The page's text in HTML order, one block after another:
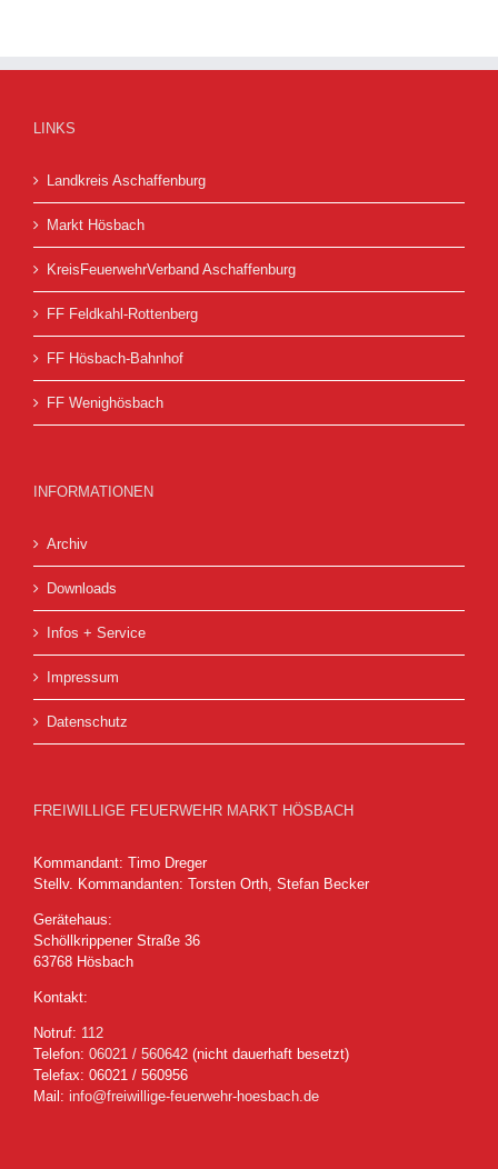
LINKS
Landkreis Aschaffenburg
Markt Hösbach
KreisFeuerwehrVerband Aschaffenburg
FF Feldkahl-Rottenberg
FF Hösbach-Bahnhof
FF Wenighösbach
INFORMATIONEN
Archiv
Downloads
Infos + Service
Impressum
Datenschutz
FREIWILLIGE FEUERWEHR MARKT HÖSBACH
Kommandant: Timo Dreger
Stellv. Kommandanten: Torsten Orth, Stefan Becker
Gerätehaus:
Schöllkrippener Straße 36
63768 Hösbach
Kontakt:
Notruf: 112
Telefon: 06021 / 560642 (nicht dauerhaft besetzt)
Telefax: 06021 / 560956
Mail: info@freiwillige-feuerwehr-hoesbach.de